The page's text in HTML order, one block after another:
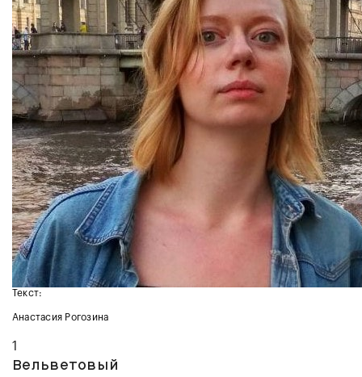
Текст:
Анастасия Рогозина
1
Вельветовый